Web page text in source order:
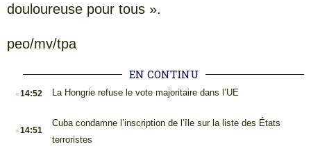
douloureuse pour tous ».
peo/mv/tpa
EN CONTINU
.14:52 La Hongrie refuse le vote majoritaire dans l’UE
.14:51
Cuba condamne l’inscription de l’île sur la liste des États
terroristes